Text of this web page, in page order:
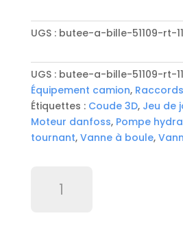
UGS : butee-a-bille-51109-rt-
UGS : butee-a-bille-51109-rt-
Équipement camion,
Étiquettes : Coude 3D, Jeu de
Moteur danfoss, Pompe
tournant, Vanne à boule,